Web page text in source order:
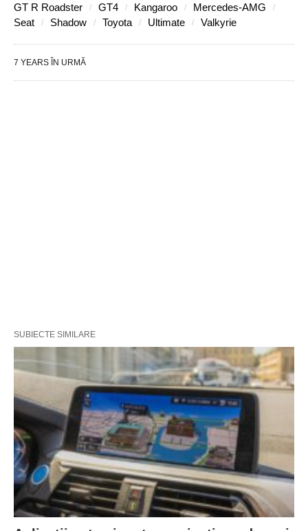
GT R Roadster
GT4 Kangaroo
Mercedes-AMG
Seat
Shadow Toyota Ultimate Valkyrie
7 YEARS ÎN URMĂ
SUBIECTE SIMILARE